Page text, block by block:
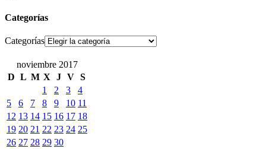
Categorías
Categorías
noviembre 2017
D L M X J V S
1
2 3
4
5
6 7 8 9 10 11
12 13 14 15 16 17 18
19 20 21 22 23 24 25
26 27 28 29 30